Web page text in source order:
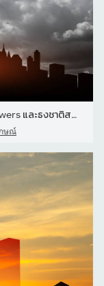
ภาพเงาเส้นขอบฟ้าของนิวยอร์กพร้อม Twin Towers และธงชาติสหรัฐอเมริกา
ษณ์